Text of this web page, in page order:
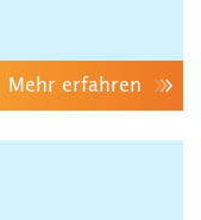
Mehr erfahren